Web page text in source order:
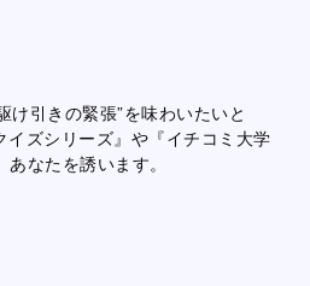
け引きの緊張”を味わいたいと
イズシリーズ』や『イチコミ大学
なたを誘います。